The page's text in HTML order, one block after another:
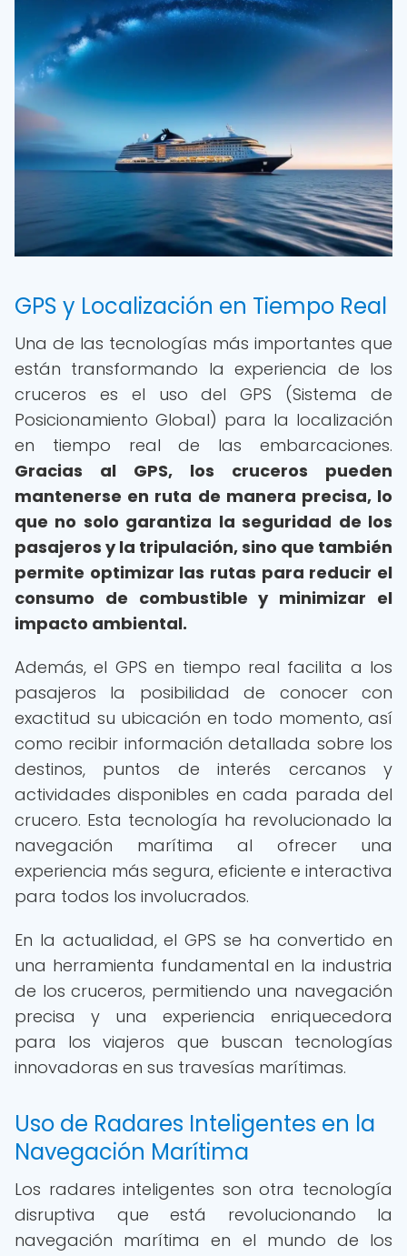
GPS y Localización en Tiempo Real
Una de las tecnologías más importantes que
están transformando la experiencia de los
cruceros es el uso del GPS (Sistema de
Posicionamiento Global) para la localización
en tiempo real de las embarcaciones.
Gracias al GPS, los cruceros pueden
mantenerse en ruta de manera precisa, lo
que no solo garantiza la seguridad de los
pasajeros y la tripulación, sino que también
permite optimizar las rutas para reducir el
consumo de combustible y minimizar el
impacto ambiental.
Además, el GPS en tiempo real facilita a los
pasajeros la posibilidad de conocer con
exactitud su ubicación en todo momento, así
como recibir información detallada sobre los
destinos, puntos de interés cercanos y
actividades disponibles en cada parada del
crucero. Esta tecnología ha revolucionado la
navegación marítima al ofrecer una
experiencia más segura, eficiente e interactiva
para todos los involucrados.
En la actualidad, el GPS se ha convertido en
una herramienta fundamental en la industria
de los cruceros, permitiendo una navegación
precisa y una experiencia enriquecedora
para los viajeros que buscan tecnologías
innovadoras en sus travesías marítimas.
Uso de Radares Inteligentes en la
Navegación Marítima
Los radares inteligentes son otra tecnología
disruptiva que está revolucionando la
navegación marítima en el mundo de los